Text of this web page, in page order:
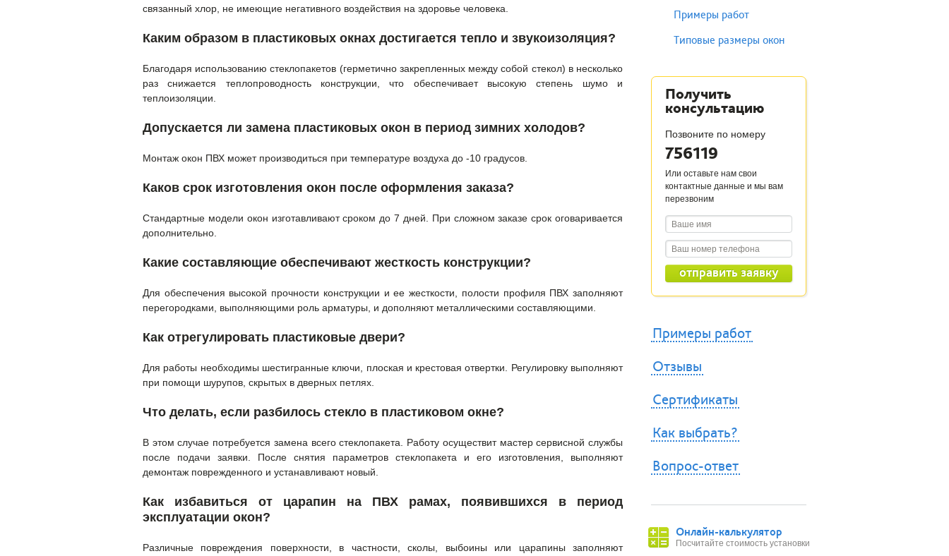
связанный хлор, не имеющие негативного воздействия на здоровье человека.
Каким образом в пластиковых окнах достигается тепло и звукоизоляция?
Благодаря использованию стеклопакетов (герметично закрепленных между собой стекол) в несколько
раз снижается теплопроводность конструкции, что обеспечивает высокую степень шумо и
теплоизоляции.
Допускается ли замена пластиковых окон в период зимних холодов?
Монтаж окон ПВХ может производиться при температуре воздуха до -10 градусов.
Каков срок изготовления окон после оформления заказа?
Стандартные модели окон изготавливают сроком до 7 дней. При сложном заказе срок оговаривается
дополнительно.
Какие составляющие обеспечивают жесткость конструкции?
Для обеспечения высокой прочности конструкции и ее жесткости, полости профиля ПВХ заполняют
перегородками, выполняющими роль арматуры, и дополняют металлическими составляющими.
Как отрегулировать пластиковые двери?
Для работы необходимы шестигранные ключи, плоская и крестовая отвертки. Регулировку выполняют
при помощи шурупов, скрытых в дверных петлях.
Что делать, если разбилось стекло в пластиковом окне?
В этом случае потребуется замена всего стеклопакета. Работу осуществит мастер сервисной службы
после подачи заявки. После снятия параметров стеклопакета и его изготовления, выполняют
демонтаж поврежденного и устанавливают новый.
Как избавиться от царапин на ПВХ рамах, появившихся в период
эксплуатации окон?
Различные повреждения поверхности, в частности, сколы, выбоины или царапины заполняют
Примеры работ
Типовые размеры окон
Получить
консультацию
Позвоните по номеру
756119
Или оставьте нам свои
контактные данные и мы вам
перезвоним
Примеры работ
Отзывы
Сертификаты
Как выбрать?
Вопрос-ответ
Онлайн-калькулятор
Посчитайте стоимость установки